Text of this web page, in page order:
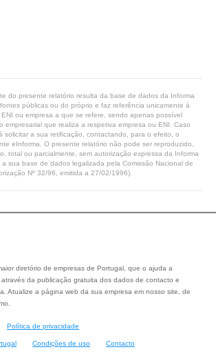
do presente relatório resulta da base de dados da Informa
públicas ou do próprio e faz referência unicamente à
ou empresa a que se refere, sendo apenas possível
empresarial que realiza a respetiva empresa ou ENI. Caso
solicitar a sua retificação, contactando, para o efeito, o
eInforma. O presente relatório não pode ser reproduzido,
total ou parcialmente, sem autorização expressa da Informa
a sua base de dados legalizada pela Comissão Nacional de
Nº 32/96, emitida a 27/02/1996).
diretório de empresas de Portugal, que o ajuda a
da publicação gratuita dos dados de contacto e
Atualize a página web da sua empresa em nosso site, de
Política de privacidade
Condições de uso Contacto